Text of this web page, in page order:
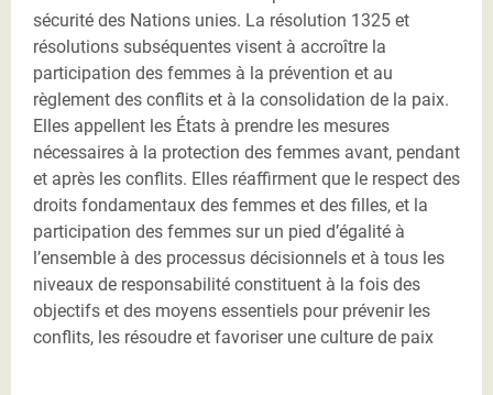
sécurité des Nations unies. La résolution 1325 et
résolutions subséquentes visent à accroître la
participation des femmes à la prévention et au
règlement des conflits et à la consolidation de la paix.
Elles appellent les États à prendre les mesures
nécessaires à la protection des femmes avant, pendant
et après les conflits. Elles réaffirment que le respect des
droits fondamentaux des femmes et des filles, et la
participation des femmes sur un pied d’égalité à
l’ensemble à des processus décisionnels et à tous les
niveaux de responsabilité constituent à la fois des
objectifs et des moyens essentiels pour prévenir les
conflits, les résoudre et favoriser une culture de paix